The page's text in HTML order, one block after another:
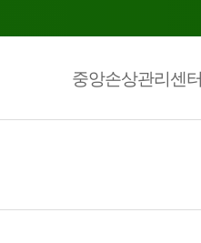
중앙손상관리센터